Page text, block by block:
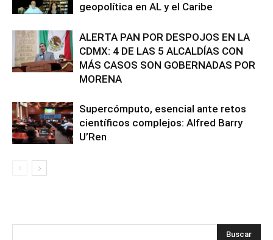
geopolítica en AL y el Caribe
ALERTA PAN POR DESPOJOS EN LA
CDMX: 4 DE LAS 5 ALCALDÍAS CON
MÁS CASOS SON GOBERNADAS POR
MORENA
Supercómputo, esencial ante retos
científicos complejos: Alfred Barry
U’Ren